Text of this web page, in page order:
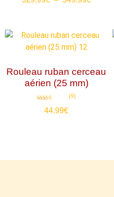
Rouleau ruban cerceau
aérien (25 mm)
4.89
(9)
44.99€